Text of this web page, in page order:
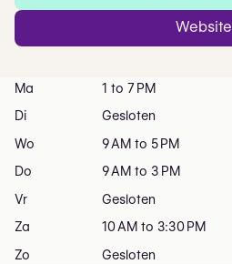
Website
Ma
1 to 7 PM
Di
Gesloten
Wo
9 AM to 5 PM
Do
9 AM to 3 PM
Vr
Gesloten
Za
10 AM to 3:30 PM
Zo
Gesloten